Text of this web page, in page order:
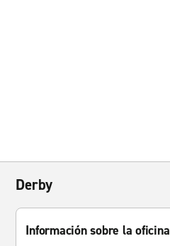
Derby
Información sobre la oficina